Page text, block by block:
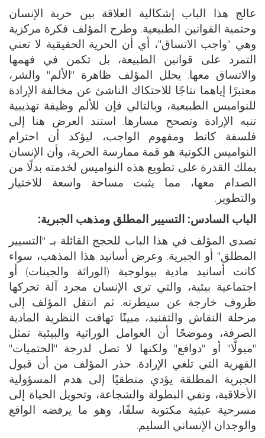
عالج هذا الباب إشكالية العلاقة بين حرية الإنسان
وحتمية القوانين الطبيعية. وطرح المؤلف فكرة مركزية
وهي "واجب الاتساق"، أي أن الحرية الحقيقية لا تعني
التمرد على قوانين الطبيعة، بل تكمن في فهمها
والاتساق معها. يحلل المؤلف ظاهرة "الألم" والشر،
معتبرًا إياهما نتاجًا للاحتكاك الناشئ عن مخالفة الإرادة
للنواميس الطبيعية، وبالتالي فإن للألم وظيفة تهذيبية
تنبه الإرادة وتصحح مسارها. استند العرض هنا إلى
فلسفة كانط ومفهوم الواجب، ليؤكد أن احترام
النواميس الكونية هو قمة ممارسة الحرية، وأن الإنسان
يملك القدرة على تطويع هذه النواميس لخدمته بدلًا من
الصدام معها، مما يثبت مساحة واسعة للاختيار
والتطوير.
الباب السادس: التسيير المطلق ومذهب الجبرية:
تصدى المؤلف في هذا الباب للحجج القائلة بـ "التسيير
المطلق" أو الجبرية. وعرض أسانيد هذا المذهب، سواء
كانت أسانيد مادية بيولوجية (الوراثة والجينات) أو
اجتماعية بيئية، والتي ترى الإنسان مجرد آلة تحركها
ظروف خارجة عن سيطرته. ثم انتقل المؤلف إلى
مرحلة النقاش والتفنيد، مبينًا تهافت النظرية المادية
الصرفة، وموضحًا أن العوامل الوراثية والبيئية تمثل
"ميولًا" أو "دوافع" ولكنها لا تصل لدرجة "الحتميات"
القهرية التي تلغي الإرادة. حذر المؤلف من أن قبول
الجبرية المطلقة يؤدي منطقيًا إلى هدم المسؤولية
الأخلاقية، ونفي البطولة والشجاعة، وتحويل الحياة إلى
مسرحية عبثية مكتوبة سلفًا، وهو ما يرفضه الواقع
والوجدان الإنساني السليم.